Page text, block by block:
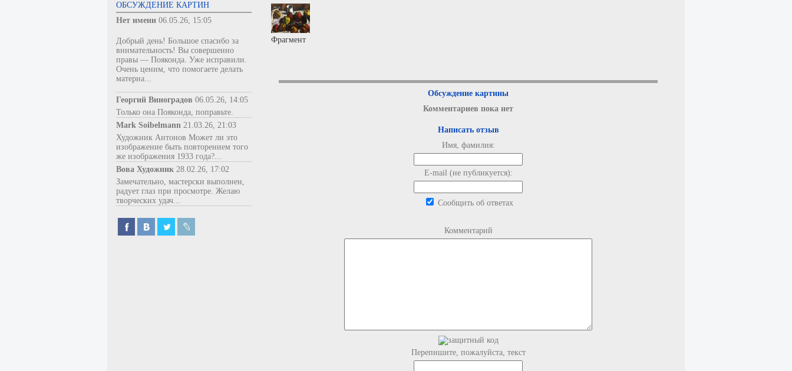
ОБСУЖДЕНИЕ КАРТИН
Нет имени 06.05.26, 15:05
Добрый день! Большое спасибо за
внимательность! Вы совершенно
правы — Пояконда. Уже исправили.
Очень ценим, что помогаете делать
материа...
Георгий Виноградов 06.05.26, 14:05
Только она Пояконда, поправьте.
Mark Soibelmann 21.03.26, 21:03
Художник Антонов Может ли это
изображение быть повторением того
же изображения 1933 года?...
Вова Художник 28.02.26, 17:02
Замечательно, мастерски выполнен,
радует глаз при просмотре. Желаю
творческих удач...
Фрагмент
Обсуждение картины
Комментариев пока нет
Написать отзыв
Имя, фамилия:
E-mail (не публикуется):
Сообщить об ответах
Комментарий
Перепишите, пожалуйста, текст